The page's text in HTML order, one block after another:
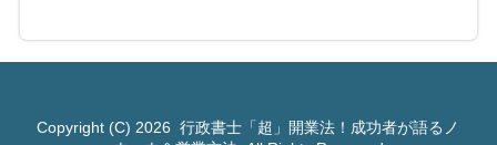
Copyright (C) 2026行政書士「超」開業法！成功者が語るノ